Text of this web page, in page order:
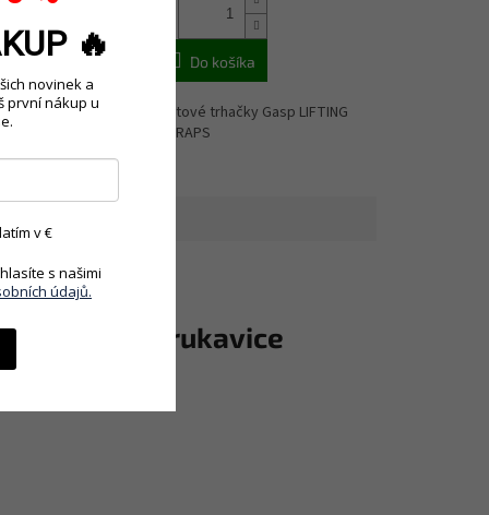
Better
GLOVES
Do košíka
kultové trhačky Gasp LIFTING
STRAPS
BLACK – rukavice
🔥
novinek a
první nákup u
v €
s našimi
údajů.